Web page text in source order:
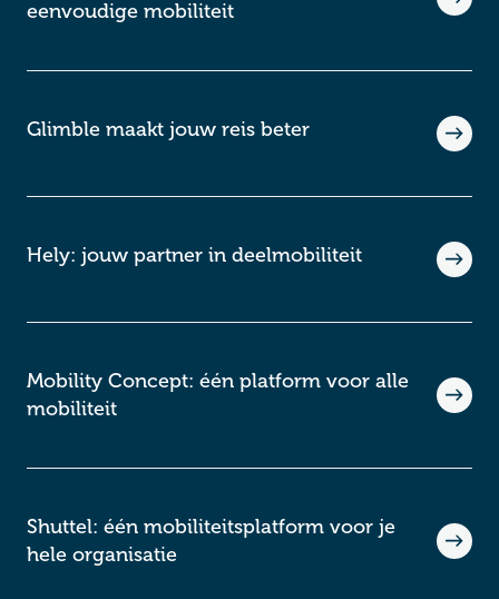
eenvoudige mobiliteit
Glimble maakt jouw reis beter
Hely: jouw partner in deelmobiliteit
Mobility Concept: één platform voor alle
mobiliteit
Shuttel: één mobiliteitsplatform voor je
hele organisatie